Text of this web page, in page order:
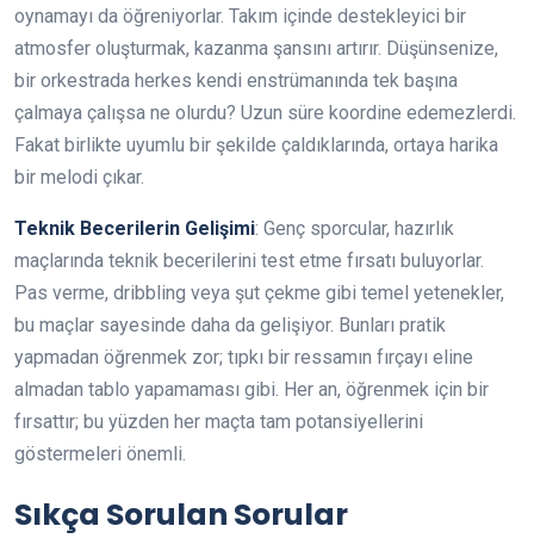
oynamayı da öğreniyorlar. Takım içinde destekleyici bir
atmosfer oluşturmak, kazanma şansını artırır. Düşünsenize,
bir orkestrada herkes kendi enstrümanında tek başına
çalmaya çalışsa ne olurdu? Uzun süre koordine edemezlerdi.
Fakat birlikte uyumlu bir şekilde çaldıklarında, ortaya harika
bir melodi çıkar.
Teknik Becerilerin Gelişimi: Genç sporcular, hazırlık
maçlarında teknik becerilerini test etme fırsatı buluyorlar.
Pas verme, dribbling veya şut çekme gibi temel yetenekler,
bu maçlar sayesinde daha da gelişiyor. Bunları pratik
yapmadan öğrenmek zor; tıpkı bir ressamın fırçayı eline
almadan tablo yapamaması gibi. Her an, öğrenmek için bir
fırsattır; bu yüzden her maçta tam potansiyellerini
göstermeleri önemli.
Sıkça Sorulan Sorular